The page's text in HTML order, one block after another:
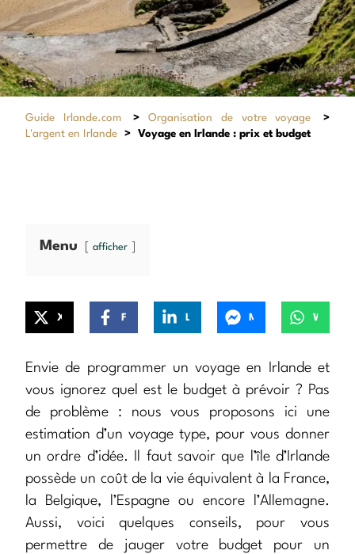
Guide Irlande.com >Organisation de votre voyage
>
L'argent en Irlande
> Voyage en Irlande : prix et budget
Menu afficher
Envie de programmer un voyage en Irlande et
vous ignorez quel est le budget à prévoir ? Pas
de problème : nous vous proposons ici une
estimation d’un voyage type, pour vous donner
un ordre d’idée. Il faut savoir que l’île d’Irlande
possède un coût de la vie équivalent à la France,
la Belgique, l’Espagne ou encore l’Allemagne.
Aussi, voici quelques conseils, pour vous
permettre de jauger votre budget pour un